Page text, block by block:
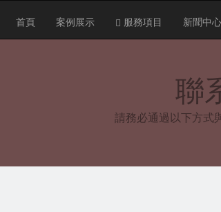
首頁 案例展示 服務項目 新聞中心
聯
請務必通過以下方式